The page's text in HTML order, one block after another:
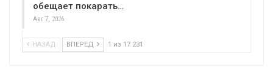
обещает покарать…
Авг 7, 2026
НАЗАД ВПЕРЕД 1 из 17 231